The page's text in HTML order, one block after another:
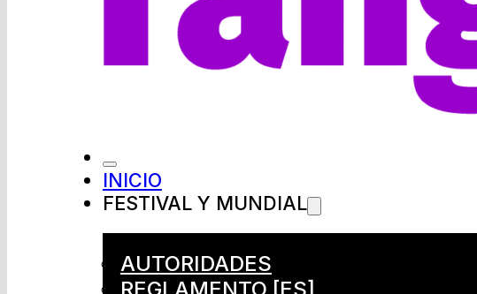
INICIO
FESTIVAL Y MUNDIAL
AUTORIDADES
REGLAMENTO [ES]